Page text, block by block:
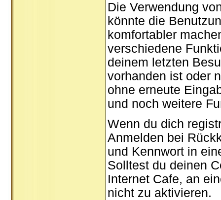
Die Verwendung
könnte die
komfortabler
verschiedene
deinem letzten
vorhanden ist oder
ohne erneute
und noch weitere
Wenn du dich
Anmelden bei
und Kennwort in
Solltest du deinen
Internet Cafe, an
nicht zu aktivieren.